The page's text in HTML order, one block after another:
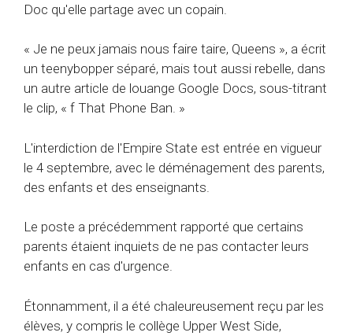
Doc qu'elle partage avec un copain.
« Je ne peux jamais nous faire taire, Queens », a écrit
un teenybopper séparé, mais tout aussi rebelle, dans
un autre article de louange Google Docs, sous-titrant
le clip, « f That Phone Ban. »
L'interdiction de l'Empire State est entrée en vigueur
le 4 septembre, avec le déménagement des parents,
des enfants et des enseignants.
Le poste a précédemment rapporté que certains
parents étaient inquiets de ne pas contacter leurs
enfants en cas d'urgence.
Étonnamment, il a été chaleureusement reçu par les
élèves, y compris le collège Upper West Side,